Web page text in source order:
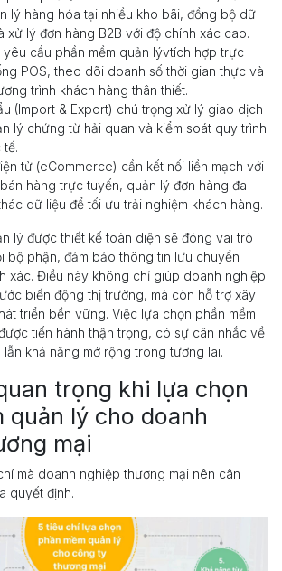
lý hàng hóa tại nhiều kho bãi, đồng bộ dữ
xử lý đơn hàng B2B với độ chính xác cao.
yêu cầu phần mềm quản lývtích hợp trực
POS, theo dõi doanh số thời gian thực và
trình khách hàng thân thiết.
(Import & Export) chú trọng xử lý giao dịch
lý chứng từ hải quan và kiểm soát quy trình
tế.
tử (eCommerce) cần kết nối liền mạch với
hàng trực tuyến, quản lý đơn hàng đa
dữ liệu để tối ưu trải nghiệm khách hàng.
lý được thiết kế toàn diện sẽ đóng vai trò
bộ phận, đảm bảo thông tin lưu chuyển
xác. Điều này không chỉ giúp doanh nghiệp
biến động thị trường, mà còn hỗ trợ xây
triển bền vững. Việc lựa chọn phần mềm
tiến hành thận trọng, có sự cân nhắc về
lẫn khả năng mở rộng trong tương lai.
trọng khi lựa chọn
quản lý cho doanh
mại
mà doanh nghiệp thương mại nên cân
quyết định.